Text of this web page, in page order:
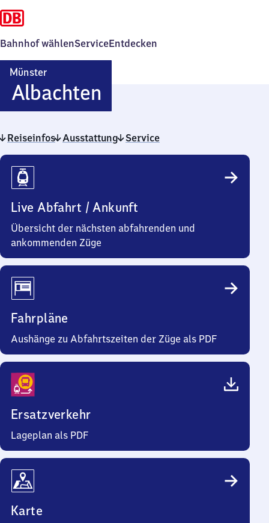
Bahnhof wählenServiceEntdecken
Münster
AlbachtenMünster-
Albachten
Reiseinfos Ausstattung Service
Reiseinfos
Live Abfahrt / Ankunft
Übersicht der nächsten abfahrenden und
ankommenden Züge
Fahrpläne
Aushänge zu Abfahrtszeiten der Züge als PDF
Ersatzverkehr
Lageplan als PDF
Karte